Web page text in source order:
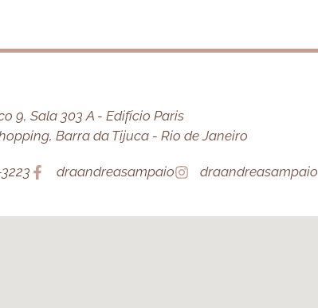
9, Sala 303 A - Edifício Paris
Barra da Tijuca - Rio de Janeiro
draandreasampaio draandreasampaio